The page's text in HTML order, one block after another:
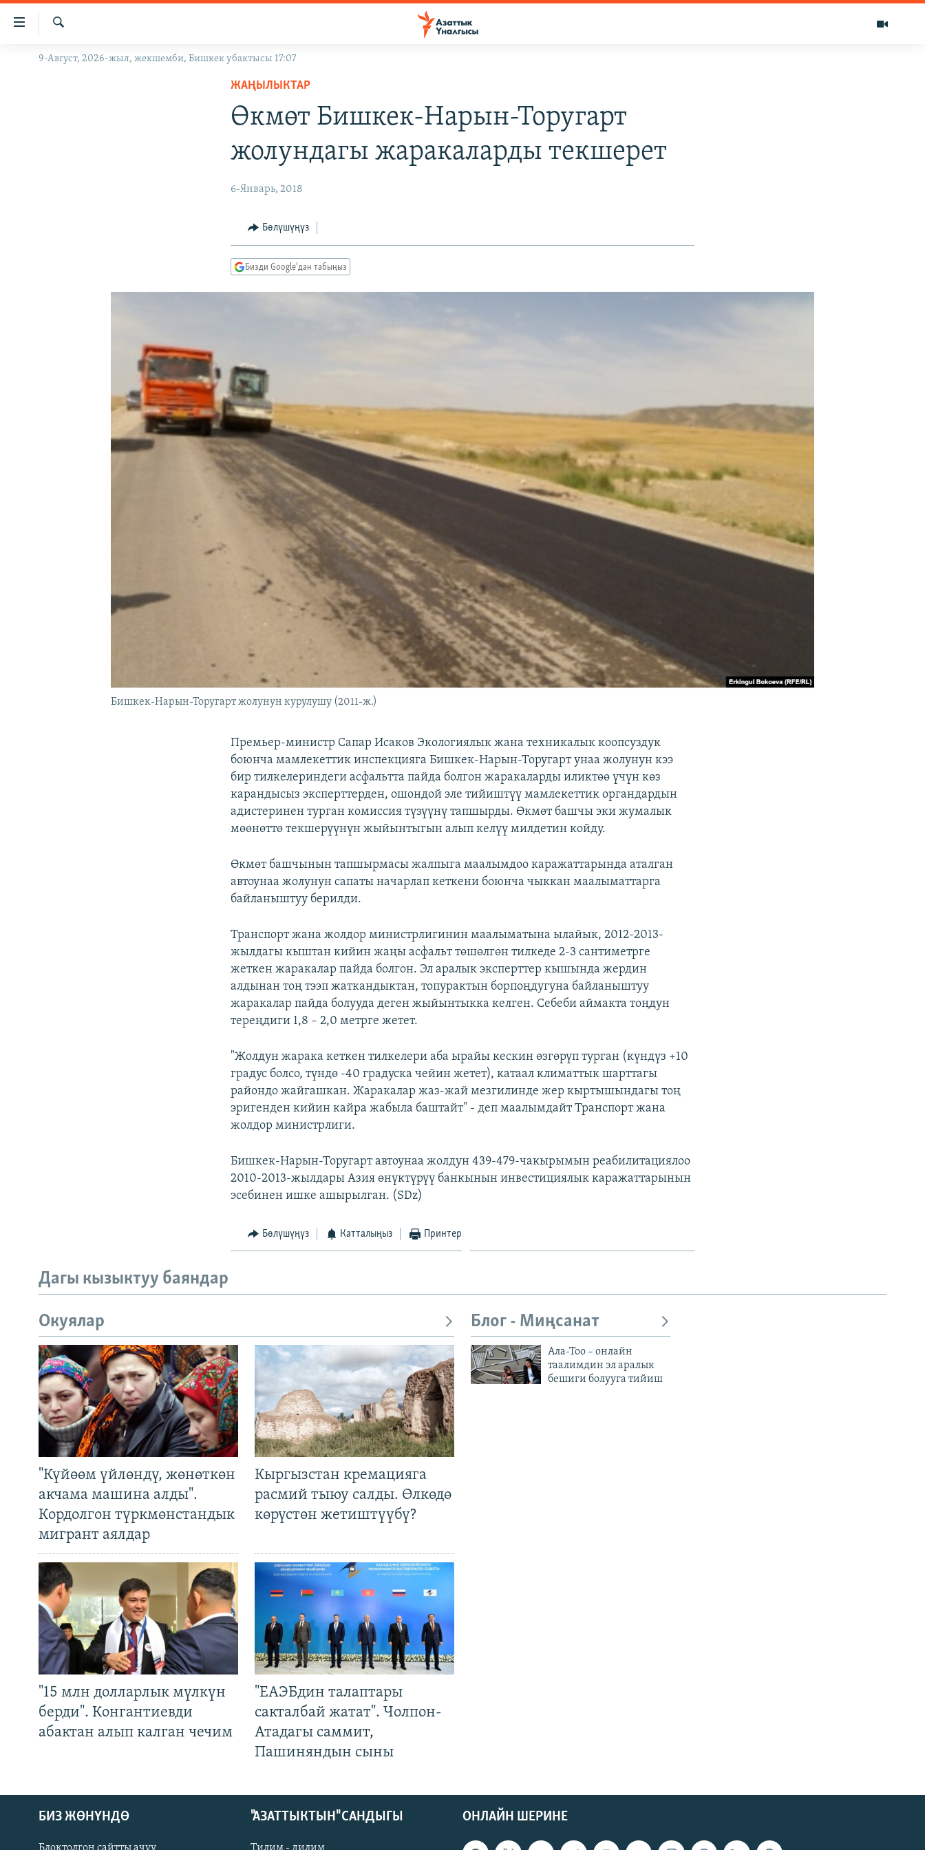
Линктер
Мазмунга
Навигацияга
ЖАҢЫЛЫКТАР
Издөө
9-Август, 2026-жыл, жекшемби, Бишкек убактысы 17:07
ЖАҢЫЛЫКТАР
Өкмөт Бишкек-Нарын-Торугарт
жолундагы жаракаларды текшерет
6-Январь, 2018
Бөлүшүңүз
Бизди Google'дан табыңыз
Бишкек-Нарын-Торугарт жолунун курулушу (2011-ж.)
Премьер-министр Сапар Исаков Экологиялык жана техникалык коопсуздук
боюнча мамлекеттик инспекцияга Бишкек-Нарын-Торугарт унаа жолунун кээ
бир тилкелериндеги асфальтта пайда болгон жаракаларды иликтөө үчүн көз
карандысыз эксперттерден, ошондой эле тийиштүү мамлекеттик органдардын
адистеринен турган комиссия түзүүнү тапшырды. Өкмөт башчы эки жумалык
мөөнөттө текшерүүнүн жыйынтыгын алып келүү милдетин койду.
Өкмөт башчынын тапшырмасы жалпыга маалымдоо каражаттарында аталган
автоунаа жолунун сапаты начарлап кеткени боюнча чыккан маалыматтарга
байланыштуу берилди.
Транспорт жана жолдор министрлигинин маалыматына ылайык, 2012-2013-
жылдагы кыштан кийин жаңы асфальт төшөлгөн тилкеде 2-3 сантиметрге
жеткен жаракалар пайда болгон. Эл аралык эксперттер кышында жердин
алдынан тоң тээп жаткандыктан, топурактын борпоңдугуна байланыштуу
жаракалар пайда болууда деген жыйынтыкка келген. Себеби аймакта тоңдун
тереңдиги 1,8 – 2,0 метрге жетет.
"Жолдун жарака кеткен тилкелери аба ырайы кескин өзгөрүп турган (күндүз +10
градус болсо, түндө -40 градуска чейин жетет), катаал климаттык шарттагы
райондо жайгашкан. Жаракалар жаз-жай мезгилинде жер кыртышындагы тоң
эригенден кийин кайра жабыла баштайт" - деп маалымдайт Транспорт жана
жолдор министрлиги.
Бишкек-Нарын-Торугарт автоунаа жолдун 439-479-чакырымын реабилитациялоо
2010-2013-жылдары Азия өнүктүрүү банкынын инвестициялык каражаттарынын
эсебинен ишке ашырылган. (SDz)
Бөлүшүңүз Катталыңыз Принтер
Дагы кызыктуу баяндар
Окуялар
"Күйөөм үйлөндү, жөнөткөн
акчама машина алды".
Кордолгон түркмөнстандык
мигрант аялдар
Кыргызстан кремацияга
расмий тыюу салды. Өлкөдө
көрүстөн жетиштүүбү?
"15 млн долларлык мүлкүн
берди". Конгантиевди
абактан алып калган чечим
"ЕАЭБдин талаптары
сакталбай жатат". Чолпон-
Атадагы саммит,
Пашиняндын сыны
Блог - Миңсанат
Ала-Тоо – онлайн
таалимдин эл аралык
бешиги болууга тийиш
ОНЛАЙН ШЕРИНЕ
БИЗ ЖӨНҮНДӨ "АЗАТТЫКТЫН" САНДЫГЫ